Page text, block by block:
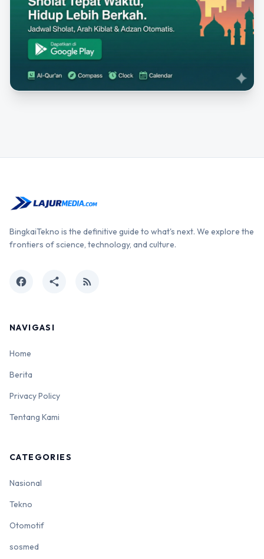
BingkaiTekno is the definitive guide to what's next. We explore the
frontiers of science, technology, and culture.
facebook share rss_feed
NAVIGASI
Home
Berita
Privacy Policy
Tentang Kami
CATEGORIES
Nasional
Tekno
Otomotif
sosmed